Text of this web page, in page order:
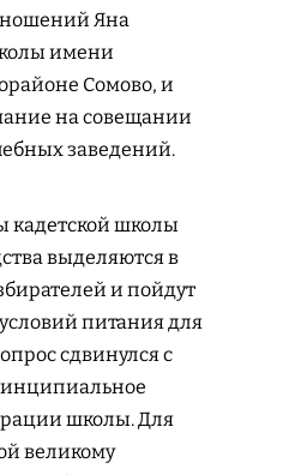
Яна
имени
Сомово, и
на совещании
заведений.
кадетской школы
выделяются в
и пойдут
питания для
сдвинулся с
школы. Для
великому